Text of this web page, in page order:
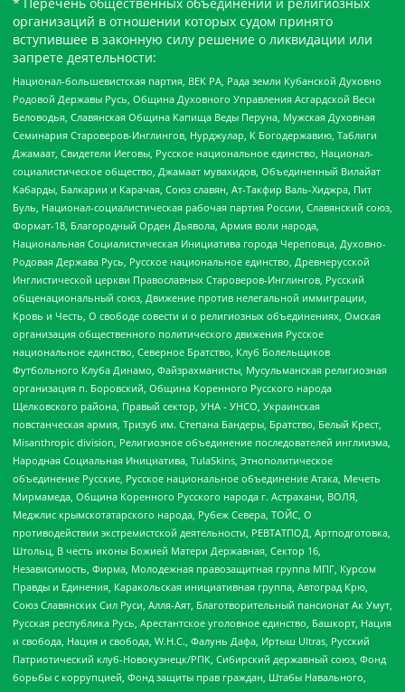
организаций в отношении которых судом принято
вступившее в законную силу решение о ликвидации или
запрете деятельности:
Национал-большевистская партия, ВЕК РА, Рада земли Кубанской Духовно
Родовой Державы Русь, Община Духовного Управления Асгардской Веси
Беловодья, Славянская Община Капища Веды Перуна, Мужская Духовная
Семинария Староверов-Инглингов, Нурджулар, К Богодержавию, Таблиги
Джамаат, Свидетели Иеговы, Русское национальное единство, Национал-
социалистическое общество, Джамаат мувахидов, Объединенный Вилайат
Кабарды, Балкарии и Карачая, Союз славян, Ат-Такфир Валь-Хиджра, Пит
Буль, Национал-социалистическая рабочая партия России, Славянский союз,
Формат-18, Благородный Орден Дьявола, Армия воли народа,
Национальная Социалистическая Инициатива города Череповца, Духовно-
Родовая Держава Русь, Русское национальное единство, Древнерусской
Инглистической церкви Православных Староверов-Инглингов, Русский
общенациональный союз, Движение против нелегальной иммиграции,
Кровь и Честь, О свободе совести и о религиозных объединениях, Омская
организация общественного политического движения Русское
национальное единство, Северное Братство, Клуб Болельщиков
Футбольного Клуба Динамо, Файзрахманисты, Мусульманская религиозная
организация п. Боровский, Община Коренного Русского народа
Щелковского района, Правый сектор, УНА - УНСО, Украинская
повстанческая армия, Тризуб им. Степана Бандеры, Братство, Белый Крест,
Misanthropic division, Религиозное объединение последователей инглиизма,
Народная Социальная Инициатива, TulaSkins, Этнополитическое
объединение Русские, Русское национальное объединение Атака, Мечеть
Мирмамеда, Община Коренного Русского народа г. Астрахани, ВОЛЯ,
Меджлис крымскотатарского народа, Рубеж Севера, ТОЙС, О
противодействии экстремистской деятельности, РЕВТАТПОД, Артподготовка,
Штольц, В честь иконы Божией Матери Державная, Сектор 16,
Независимость, Фирма, Молодежная правозащитная группа МПГ, Курсом
Правды и Единения, Каракольская инициативная группа, Автоград Крю,
Союз Славянских Сил Руси, Алля-Аят, Благотворительный пансионат Ак Умут,
Русская республика Русь, Арестантское уголовное единство, Башкорт, Нация
и свобода, Нация и свобода, W.H.С., Фалунь Дафа, Иртыш Ultras, Русский
Патриотический клуб-Новокузнецк/РПК, Сибирский державный союз, Фонд
борьбы с коррупцией, Фонд защиты прав граждан, Штабы Навального,